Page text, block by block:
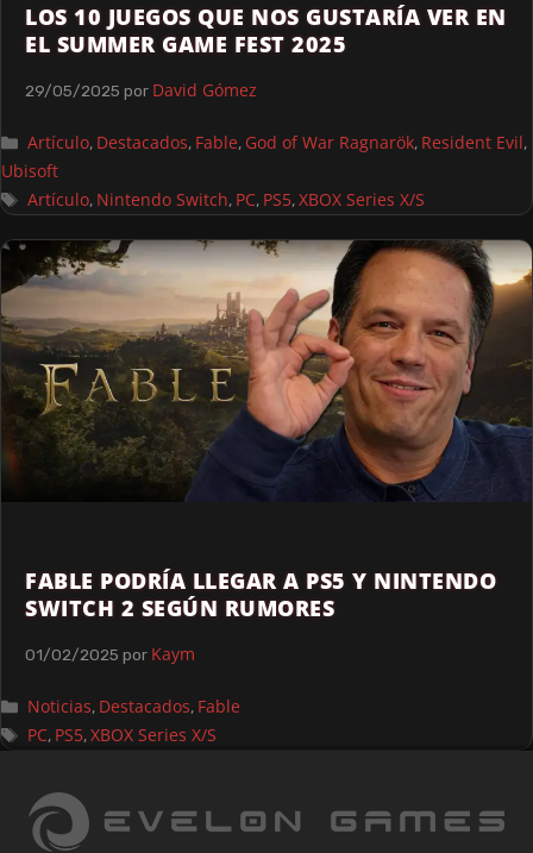
LOS 10 JUEGOS QUE NOS GUSTARÍA VER EN
EL SUMMER GAME FEST 2025
29/05/2025 por David Gómez
Artículo, Destacados, Fable, God of War Ragnarök, Resident Evil,
Ubisoft
Artículo, Nintendo Switch, PC, PS5,XBOX Series X/S
FABLE PODRÍA LLEGAR A PS5 Y NINTENDO
SWITCH 2 SEGÚN RUMORES
01/02/2025 por Kaym
Noticias, Destacados, Fable
PC, PS5,XBOX Series X/S